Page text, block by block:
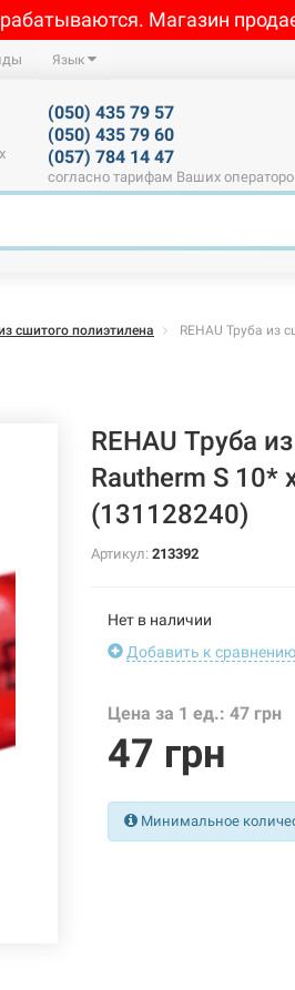
Магазин
Язык
(050) 435 79 57
(050) 435 79 60
(057) 784 14 47
согласно тарифам Ваших
сшитого полиэтилена REHAU Труба из
REHAU Труба
Rautherm S 10*
(131128240)
Артикул: 213392
Нет в наличии
Добавить к сравнению
Цена за 1 ед.: 47 грн
47 грн
Минимальное